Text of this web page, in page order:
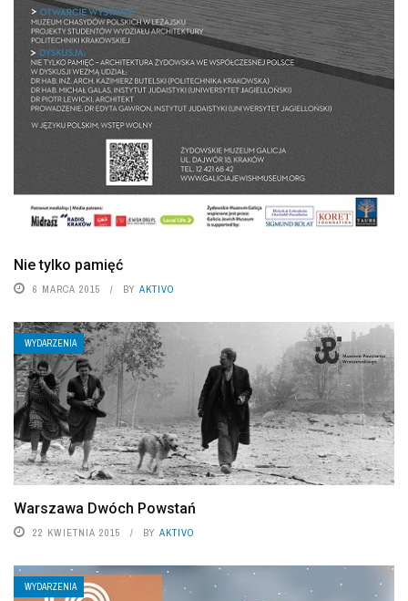
Nie tylko pamięć
6 MARCA 2015 BY AKTIVO
WYDARZENIA
Warszawa Dwóch Powstań
22 KWIETNIA 2015 BY AKTIVO
WYDARZENIA